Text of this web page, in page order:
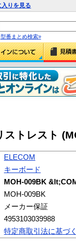
入りを見る
型番まとめ検索»
ストレスト
ELECOM
キーボード
MOH-009BK
MOH-009BK
メーカー保証
4953103039988
特定商取引法に基づ